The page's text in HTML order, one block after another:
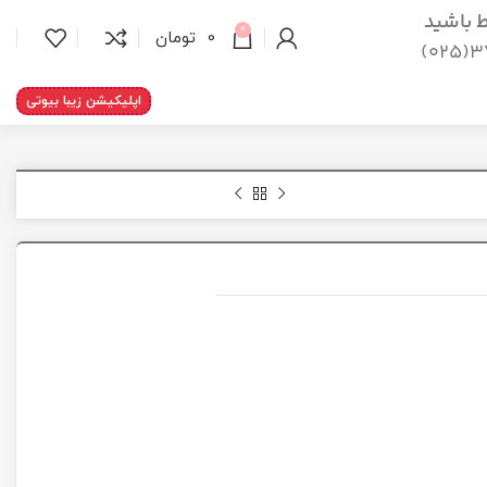
باشید
0
0 تومان
اپلیکیشن زیبا بیوتی